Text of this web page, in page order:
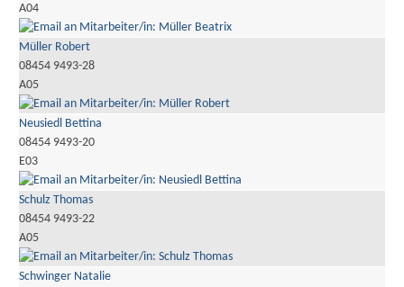
A04
Müller Robert
08454 9493-28
A05
Neusiedl Bettina
08454 9493-20
E03
Schulz Thomas
08454 9493-22
A05
Schwinger Natalie